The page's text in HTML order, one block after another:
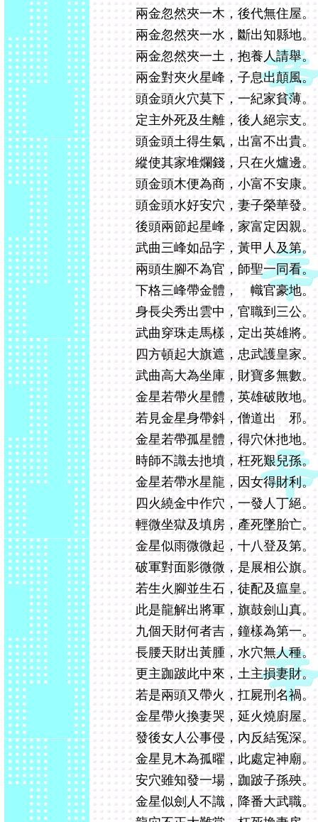
兩金忽然夾一木，後代無住屋。
兩金忽然夾一水，斷出知縣地。
兩金忽然夾一土，抱養人請舉。
兩金對夾火星峰，子息出顛風。
頭金頭火穴莫下，一紀家貧薄。
定主外死及生離，後人絕宗支。
頭金頭土得生氣，出富不出貴。
縱使其家堆爛錢，只在火爐邊。
頭金頭木便為商，小富不安康。
頭金頭水好安穴，妻子榮華發。
後頭兩節起星峰，家富定因親。
武曲三峰如品字，黃甲人及第。
兩頭生腳不為官，師聖一同看。
下格三峰帶金體， 幟官豪地。
身長尖秀出雲中，官職到三公。
武曲穿珠走馬樣，定出英雄將。
四方頓起大旗遮，忠武護皇家。
武曲高大為坐庫，財寶多無數。
金星若帶火星體，英雄破敗地。
若見金星身帶斜，僧道出 邪。
金星若帶孤星體，得穴休扡地。
時師不識去扡墳，枉死艱兒孫。
金星若帶水星龍，因女得財利。
四火繞金中作穴，一發人丁絕。
輕微坐獄及填房，產死墜胎亡。
金星似雨微微起，十八登及第。
破軍對面影微微，是展相公旗。
若生火腳並生石，徒配及瘟皇。
此是龍解出將軍，旗鼓劍山真。
九個天財何者吉，鐘樣為第一。
長腰天財出黃腫，水穴無人種。
更主跏跛此中來，土主損妻財。
若是兩頭又帶火，扛屍刑名禍。
金星帶火換妻哭，延火燒廚屋。
發後女人公事侵，內反結冤深。
金星見木為孤曜，此處定神廟。
安穴雖知發一場，跏跛子孫殃。
金星似劍人不識，降番大武職。